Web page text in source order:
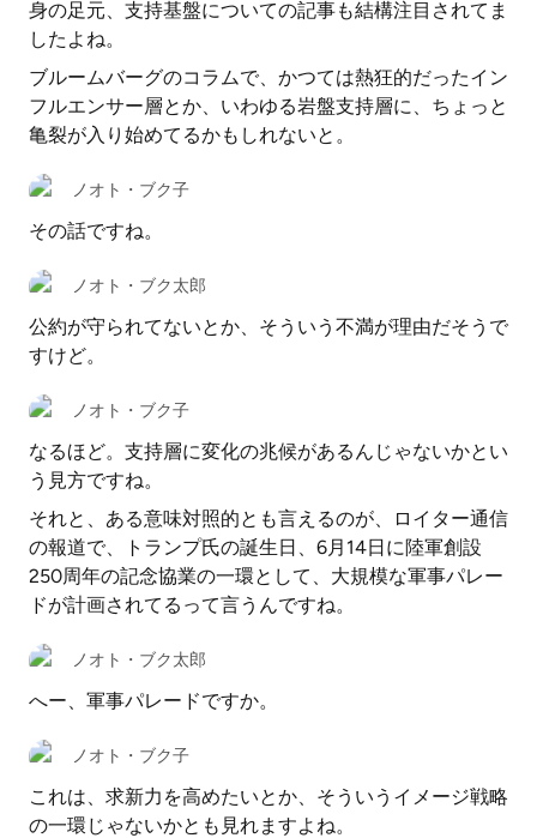
身の足元、支持基盤についての記事も結構注目されてま
したよね。
ブルームバーグのコラムで、かつては熱狂的だったイン
フルエンサー層とか、いわゆる岩盤支持層に、ちょっと
亀裂が入り始めてるかもしれないと。
ノオト・ブク子
その話ですね。
ノオト・ブク太郎
公約が守られてないとか、そういう不満が理由だそうで
すけど。
ノオト・ブク子
なるほど。支持層に変化の兆候があるんじゃないかとい
う見方ですね。
それと、ある意味対照的とも言えるのが、ロイター通信
の報道で、トランプ氏の誕生日、6月14日に陸軍創設
250周年の記念協業の一環として、大規模な軍事パレー
ドが計画されてるって言うんですね。
ノオト・ブク太郎
へー、軍事パレードですか。
ノオト・ブク子
これは、求新力を高めたいとか、そういうイメージ戦略
の一環じゃないかとも見れますよね。